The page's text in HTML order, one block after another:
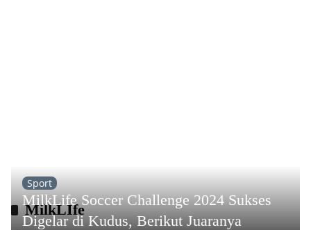
MilkLIfe
Sport
MilkLife Soccer Challenge 2024 Sukses
Digelar di Kudus, Berikut Juaranya